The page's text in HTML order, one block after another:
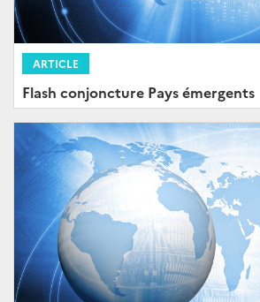
ARTICLE
Flash conjoncture Pays émergents